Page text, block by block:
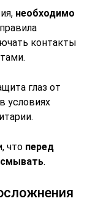
необходимо
контакты
глаз от
условиях
что перед
смывать.